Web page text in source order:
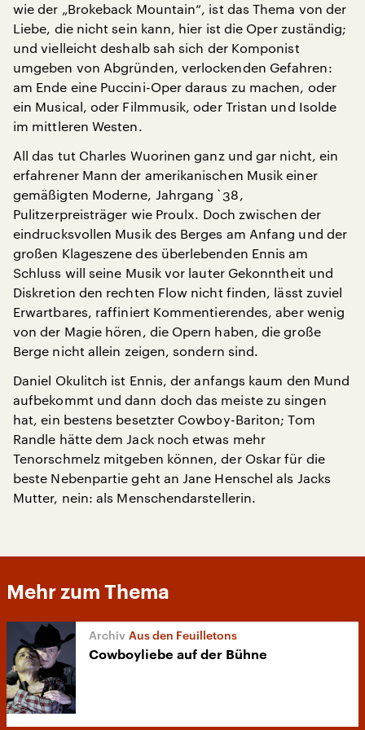
wie der „Brokeback Mountain“, ist das Thema von der
Liebe, die nicht sein kann, hier ist die Oper zuständig;
und vielleicht deshalb sah sich der Komponist
umgeben von Abgründen, verlockenden Gefahren:
am Ende eine Puccini-Oper daraus zu machen, oder
ein Musical, oder Filmmusik, oder Tristan und Isolde
im mittleren Westen.
All das tut Charles Wuorinen ganz und gar nicht, ein
erfahrener Mann der amerikanischen Musik einer
gemäßigten Moderne, Jahrgang `38,
Pulitzerpreisträger wie Proulx. Doch zwischen der
eindrucksvollen Musik des Berges am Anfang und der
großen Klageszene des überlebenden Ennis am
Schluss will seine Musik vor lauter Gekonntheit und
Diskretion den rechten Flow nicht finden, lässt zuviel
Erwartbares, raffiniert Kommentierendes, aber wenig
von der Magie hören, die Opern haben, die große
Berge nicht allein zeigen, sondern sind.
Daniel Okulitch ist Ennis, der anfangs kaum den Mund
aufbekommt und dann doch das meiste zu singen
hat, ein bestens besetzter Cowboy-Bariton; Tom
Randle hätte dem Jack noch etwas mehr
Tenorschmelz mitgeben können, der Oskar für die
beste Nebenpartie geht an Jane Henschel als Jacks
Mutter, nein: als Menschendarstellerin.
Mehr zum Thema
Aus den Feuilletons
Cowboyliebe auf der Bühne